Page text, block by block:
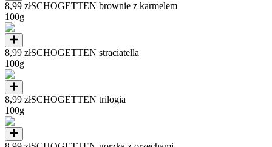
8,99 złSCHOGETTEN brownie z karmelem
100g
8,99 złSCHOGETTEN straciatella
100g
8,99 złSCHOGETTEN trilogia
100g